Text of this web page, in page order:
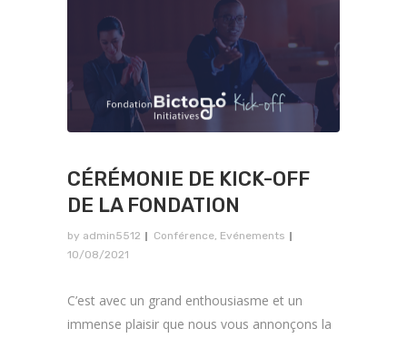
CÉRÉMONIE DE KICK-OFF
DE LA FONDATION
by admin5512 Conférence, Evénements
10/08/2021
C’est avec un grand enthousiasme et un
immense plaisir que nous vous annonçons la